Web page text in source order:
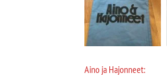
Aino ja Hajonneet: